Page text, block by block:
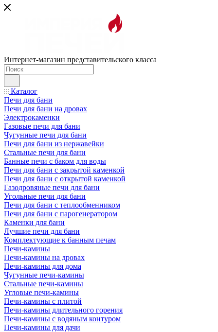
Интернет-магазин представительского класса
Каталог
Печи для бани
Печи для бани на дровах
Электрокаменки
Газовые печи для бани
Чугунные печи для бани
Печи для бани из нержавейки
Стальные печи для бани
Банные печи с баком для воды
Печи для бани с закрытой каменкой
Печи для бани с открытой каменкой
Газодровяные печи для бани
Угольные печи для бани
Печи для бани с теплообменником
Печи для бани с парогенератором
Каменки для бани
Лучшие печи для бани
Комплектующие к банным печам
Печи-камины
Печи-камины на дровах
Печи-камины для дома
Чугунные печи-камины
Стальные печи-камины
Угловые печи-камины
Печи-камины с плитой
Печи-камины длительного горения
Печи-камины с водяным контуром
Печи-камины для дачи